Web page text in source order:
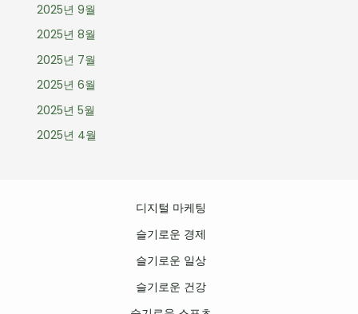
2025년 9월
2025년 8월
2025년 7월
2025년 6월
2025년 5월
2025년 4월
디지털 마케팅
슬기로운 경제
슬기로운 일상
슬기로운 건강